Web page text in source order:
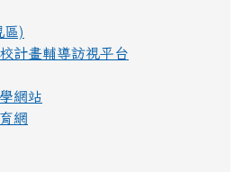
區)
計畫輔導訪視平台
網站
網